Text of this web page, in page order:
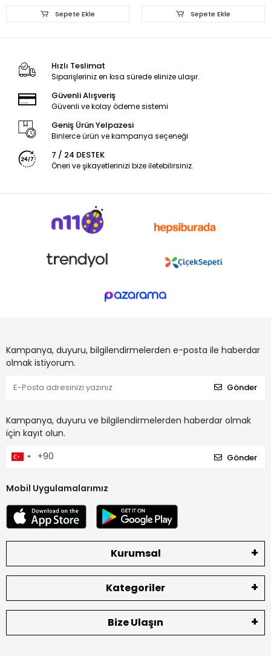
Sepete Ekle Sepete Ekle
Hızlı Teslimat
Siparişleriniz en kısa sürede elinize ulaşır.
Güvenli Alışveriş
Güvenli ve kolay ödeme sistemi
Geniş Ürün Yelpazesi
Binlerce ürün ve kampanya seçeneği
7 / 24 DESTEK
Öneri ve şikayetlerinizi bize iletebilirsiniz.
Kampanya, duyuru, bilgilendirmelerden e-posta ile haberdar
olmak istiyorum.
Gönder
Kampanya, duyuru ve bilgilendirmelerden haberdar olmak
için kayıt olun.
Gönder
Mobil Uygulamalarımız
Kurumsal
Kategoriler
Bize Ulaşın